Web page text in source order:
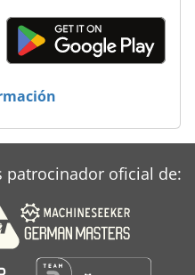
patrocinador oficial de: